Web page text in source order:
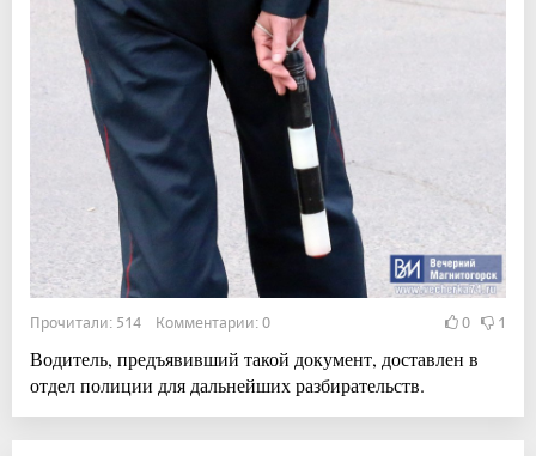
Прочитали: 514 Комментарии: 0 0 1
Водитель, предъявивший такой документ, доставлен в
отдел полиции для дальнейших разбирательств.